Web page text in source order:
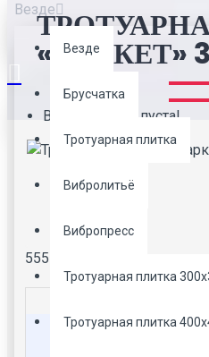
Везде
Везде
Брусчатка
Тротуарная плитка
Вибролитьё
Вибропресс
Тротуарная плитка
Тротуарная плитка
Ваша корзина пуста!
«ПАРКЕТ»
55555